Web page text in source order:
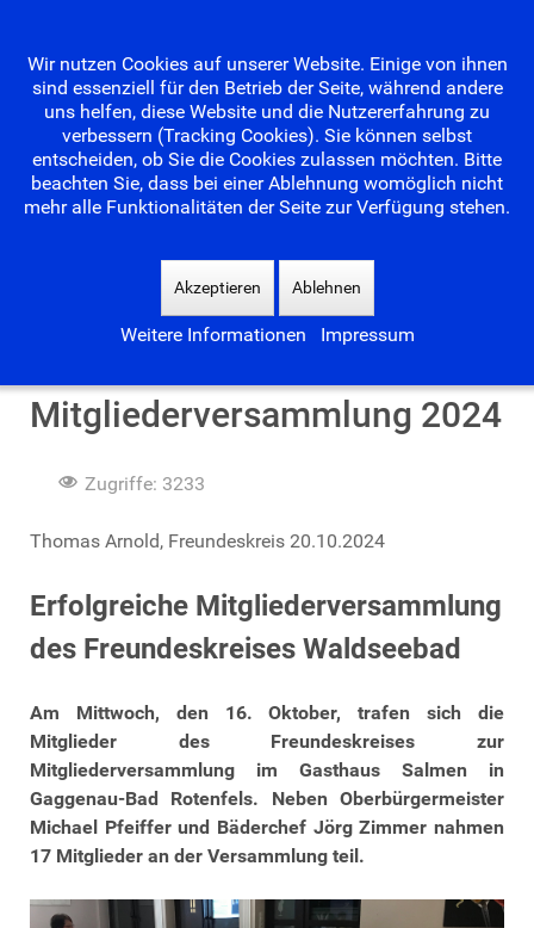
Suchen
Mitgliederversammlung 2024
Zugriffe: 3233
Thomas Arnold, Freundeskreis 20.10.2024
Erfolgreiche Mitgliederversammlung
des Freundeskreises Waldseebad
Am Mittwoch, den 16. Oktober, trafen sich die
Mitglieder des Freundeskreises zur
Mitgliederversammlung im Gasthaus Salmen in
Gaggenau-Bad Rotenfels. Neben Oberbürgermeister
Michael Pfeiffer und Bäderchef Jörg Zimmer nahmen
17 Mitglieder an der Versammlung teil.
Wir nutzen Cookies auf unserer Website. Einige von ihnen
sind essenziell für den Betrieb der Seite, während andere
uns helfen, diese Website und die Nutzererfahrung zu
verbessern (Tracking Cookies). Sie können selbst
entscheiden, ob Sie die Cookies zulassen möchten. Bitte
beachten Sie, dass bei einer Ablehnung womöglich nicht
mehr alle Funktionalitäten der Seite zur Verfügung stehen.
Akzeptieren Ablehnen
Weitere Informationen Impressum